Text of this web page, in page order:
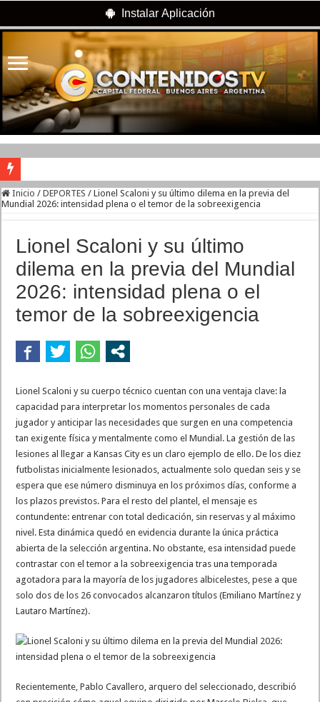
Instalar Aplicación
River lo descartó y el pibe Jaime brilla en Peñarol de Montevideo: «¿Nos dieron
Flávio Bolsonaro culpó a Lula da Silva de la crisis con Argentina y a su
Franco Mastantuono se fue de Real Madrid y en Italia lo recibió una multitud:
Franco Colapinto denunció que fue víctima de un robo en Italia: «Quién
Dolor en Chubut: murió el intendente de Gaiman en medio de una operación
Escala el conflicto universitario: los rectores piden a la Justicia que intime al
Pedradas, corridas y detenidos frente al Congreso en la marcha contra la Ley de
La contundente respuesta de Benegas Lynch a una senadora K que quiso
Inicio / DEPORTES / Lionel Scaloni y su último dilema en la previa del
Mundial 2026: intensidad plena o el temor de la sobreexigencia
Lionel Scaloni y su último
dilema en la previa del Mundial
2026: intensidad plena o el
temor de la sobreexigencia
Lionel Scaloni y su cuerpo técnico cuentan con una ventaja clave: la
capacidad para interpretar los momentos personales de cada
jugador y anticipar las necesidades que surgen en una competencia
tan exigente física y mentalmente como el Mundial. La gestión de las
lesiones al llegar a Kansas City es un claro ejemplo de ello. De los diez
futbolistas inicialmente lesionados, actualmente solo quedan seis y se
espera que ese número disminuya en los próximos días, conforme a
los plazos previstos. Para el resto del plantel, el mensaje es
contundente: entrenar con total dedicación, sin reservas y al máximo
nivel. Esta dinámica quedó en evidencia durante la única práctica
abierta de la selección argentina. No obstante, esa intensidad puede
contrastar con el temor a la sobreexigencia tras una temporada
agotadora para la mayoría de los jugadores albicelestes, pese a que
solo dos de los 26 convocados alcanzaron títulos (Emiliano Martínez y
Lautaro Martínez).
Recientemente, Pablo Cavallero, arquero del seleccionado, describió